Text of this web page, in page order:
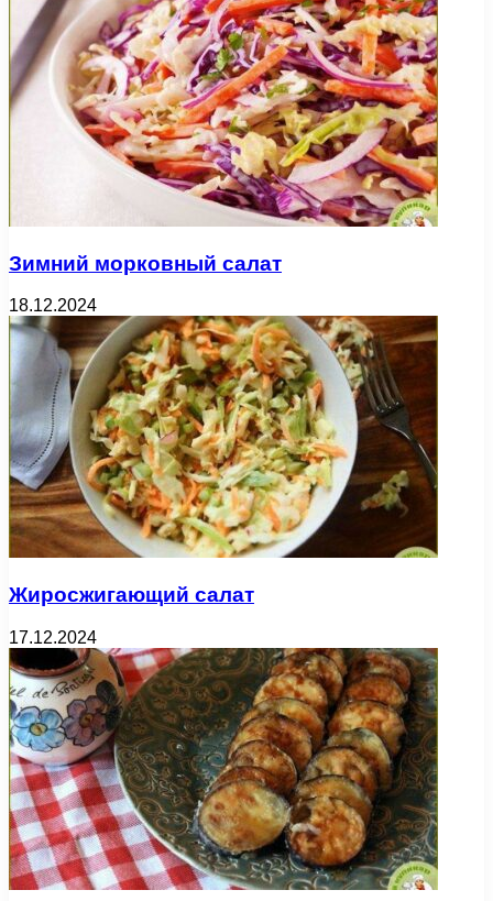
Зимний морковный салат
18.12.2024
Жиросжигающий салат
17.12.2024